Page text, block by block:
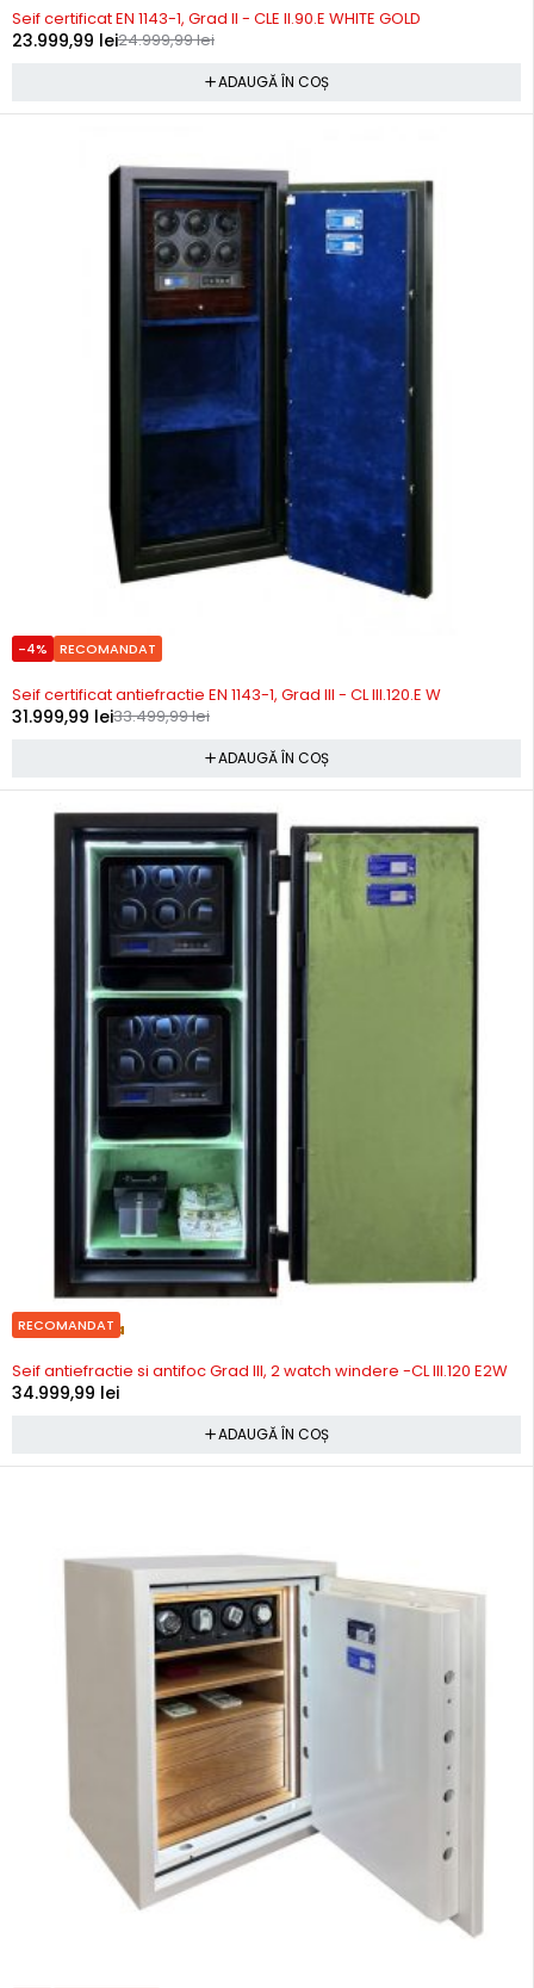
Seif certificat EN 1143-1, Grad II - CLE II.90.E WHITE GOLD
24.999,99lei
23.999,99 lei
ADAUGĂ ÎN COȘ
-4% RECOMANDAT
Precomanda
Seif certificat antiefractie EN 1143-1, Grad III - CL III.120.E W
33.499,99lei
31.999,99 lei
ADAUGĂ ÎN COȘ
RECOMANDAT
Precomanda
Seif antiefractie si antifoc Grad III, 2 watch windere -CL III.120 E2W
34.999,99 lei
ADAUGĂ ÎN COȘ